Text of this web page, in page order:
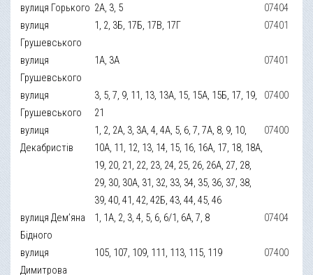
вулиця Горького 2А, 3, 5
07404
вулиця
Грушевського
1, 2, 3Б, 17Б, 17В, 17Г 07401
вулиця
Грушевського
1А, 3А 07401
вулиця
Грушевського
3, 5, 7, 9, 11, 13, 13А, 15, 15А, 15Б, 17, 19,
21
07400
вулиця
Декабристів
1, 2, 2А, 3, 3А, 4, 4А, 5, 6, 7, 7А, 8, 9, 10,
10А, 11, 12, 13, 14, 15, 16, 16А, 17, 18, 18А,
19, 20, 21, 22, 23, 24, 25, 26, 26А, 27, 28,
29, 30, 30А, 31, 32, 33, 34, 35, 36, 37, 38,
39, 40, 41, 42, 42Б, 43, 44, 45, 46
07400
вулиця Дем’яна
Бідного
1, 1А, 2, 3, 4, 5, 6, 6/1, 6А, 7, 8 07404
вулиця
Димитрова
105, 107, 109, 111, 113, 115, 119 07400